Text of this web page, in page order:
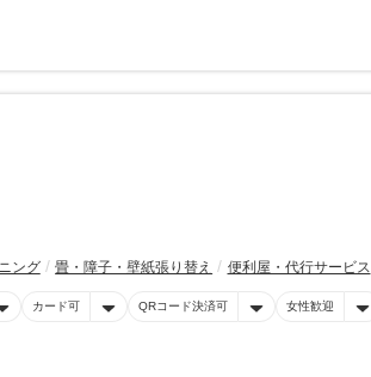
ング 畳・障子・壁紙張り替え 便利屋・代行サービス
カード可 QRコード決済可 女性歓迎